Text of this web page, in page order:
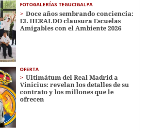
FOTOGALERÍAS TEGUCIGALPA
Doce años sembrando conciencia:
EL HERALDO clausura Escuelas
Amigables con el Ambiente 2026
OFERTA
Ultimátum del Real Madrid a
Vinicius: revelan los detalles de su
contrato y los millones que le
ofrecen